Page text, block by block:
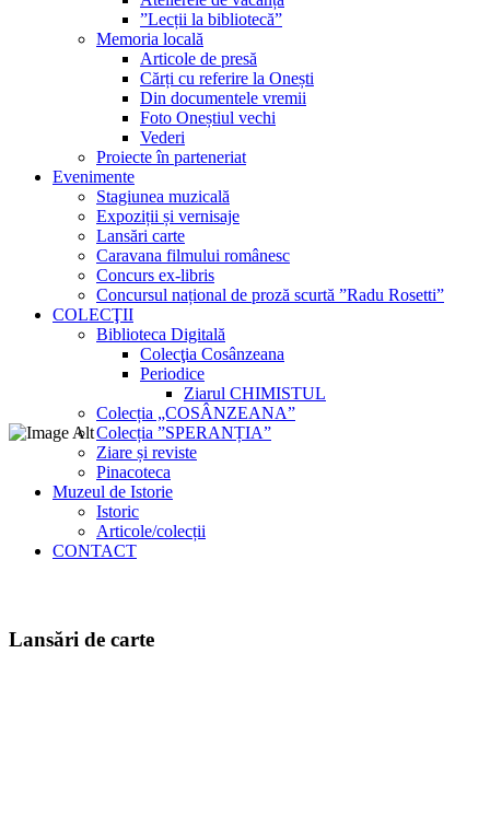
”Lecții la bibliotecă”
Memoria locală
Articole de presă
Cărți cu referire la Onești
Din documentele vremii
Foto Oneștiul vechi
Vederi
Proiecte în parteneriat
Evenimente
Stagiunea muzicală
Expoziții și vernisaje
Lansări carte
Caravana filmului românesc
Concurs ex-libris
Concursul național de proză scurtă ”Radu Rosetti”
COLECŢII
Biblioteca Digitală
Colecţia Cosânzeana
Periodice
Ziarul CHIMISTUL
Colecția „COSÂNZEANA”
Colecția ”SPERANȚIA”
Ziare și reviste
Pinacoteca
Muzeul de Istorie
Istoric
Articole/colecții
CONTACT
Lansări de carte